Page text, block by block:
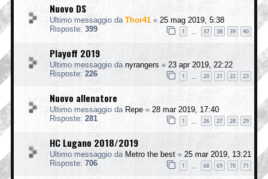
Nuovo DS
Ultimo messaggio da Thor41 « 25 mag 2019, 5:38
Risposte: 399 1 37 38 39 40
Playoff 2019
Ultimo messaggio da nyrangers « 23 apr 2019, 22:22
Risposte: 226 1 20 21 22 23
Nuovo allenatore
Ultimo messaggio da Repe « 28 mar 2019, 17:40
Risposte: 281 1 26 27 28 29
HC Lugano 2018/2019
Ultimo messaggio da Metro the best « 25 mar 2019, 13:21
Risposte: 706 1 68 69 70 71